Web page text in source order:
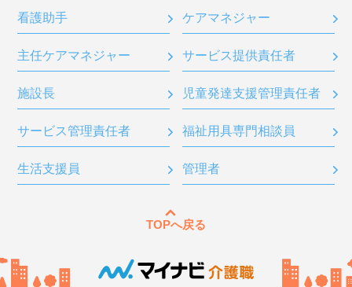
看護助手 ケアマネジャー
主任ケアマネジャー サービス提供責任者
施設長 児童発達支援管理責任者
サービス管理責任者 福祉用具専門相談員
生活支援員 管理者
TOPへ戻る